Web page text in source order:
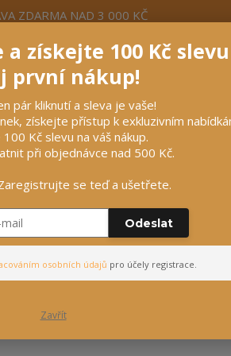
ZDARMA NAD 3 000 KČ
Nevíte si rady? Zavolejte. +420
stájí
minerálů
Nejdražší
získejte 100 Kč
první nákup!
pár kliknutí a sleva je vaše!
získejte přístup k exkluzivním
Kč slevu na váš nákup.
při objednávce nad 500 Kč.
se teď a ušetřete.
Odeslat
osobních údajů pro účely registrace.
Zavřít